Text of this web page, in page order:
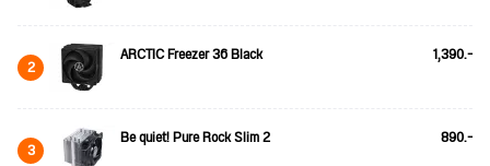
2 ARCTIC Freezer 36 Black 1,390.-
3 Be quiet! Pure Rock Slim 2 890.-